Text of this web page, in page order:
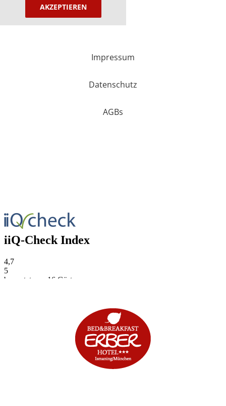
AKZEPTIEREN
Impressum
Datenschutz
AGBs